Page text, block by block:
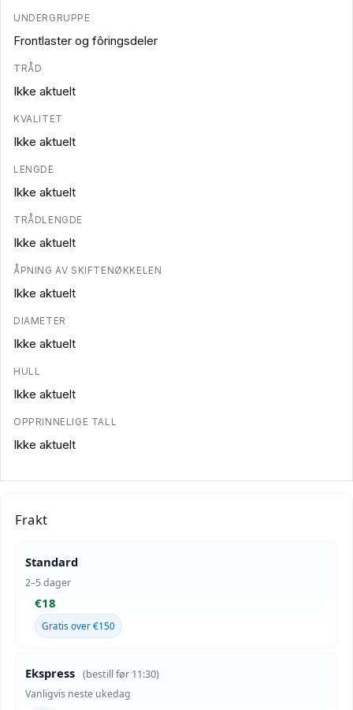
UNDERGRUPPE
Frontlaster og fôringsdeler
TRÅD
Ikke aktuelt
KVALITET
Ikke aktuelt
LENGDE
Ikke aktuelt
TRÅDLENGDE
Ikke aktuelt
ÅPNING AV SKIFTENØKKELEN
Ikke aktuelt
DIAMETER
Ikke aktuelt
HULL
Ikke aktuelt
OPPRINNELIGE TALL
Ikke aktuelt
Frakt
Standard
2–5 dager
€18
Gratis over €150
Ekspress (bestill før 11:30)
Vanligvis neste ukedag